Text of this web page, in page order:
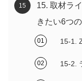
15. 取材ラ
きたい6つ
15-1.
15-2.